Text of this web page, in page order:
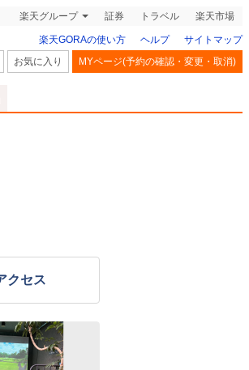
楽天グループ 証券 トラベル 楽天市場
楽天GORAの使い方 ヘルプ
サイトマップ
お気に入り MYページ(予約の確認・変更・取消)
クセス